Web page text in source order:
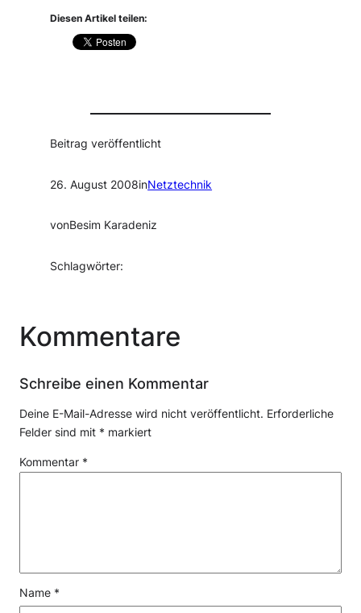
Diesen Artikel teilen:
Beitrag veröffentlicht
26. August 2008inNetztechnik
vonBesim Karadeniz
Schlagwörter:
Kommentare
Schreibe einen Kommentar
Deine E-Mail-Adresse wird nicht veröffentlicht. Erforderliche
Felder sind mit * markiert
Kommentar *
Name *